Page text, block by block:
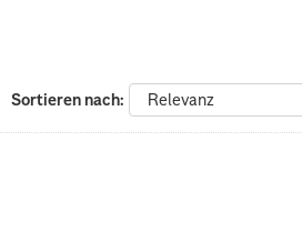
Sortieren nach